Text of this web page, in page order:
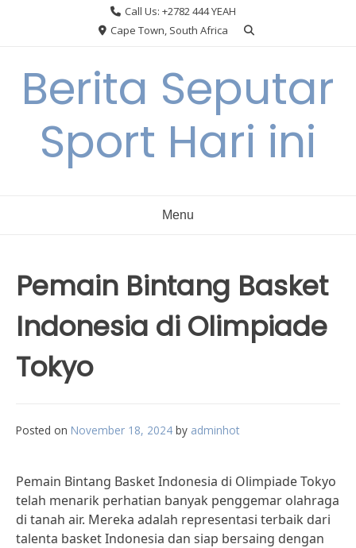
Call Us: +2782 444 YEAH
Cape Town, South Africa
Berita Seputar
Sport Hari ini
Menu
Pemain Bintang Basket
Indonesia di Olimpiade
Tokyo
Posted on November 18, 2024 by adminhot
Pemain Bintang Basket Indonesia di Olimpiade Tokyo
telah menarik perhatian banyak penggemar olahraga
di tanah air. Mereka adalah representasi terbaik dari
talenta basket Indonesia dan siap bersaing dengan